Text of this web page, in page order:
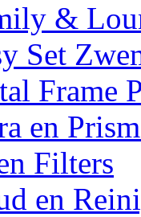
&
Set
Frame
en
Filters
en